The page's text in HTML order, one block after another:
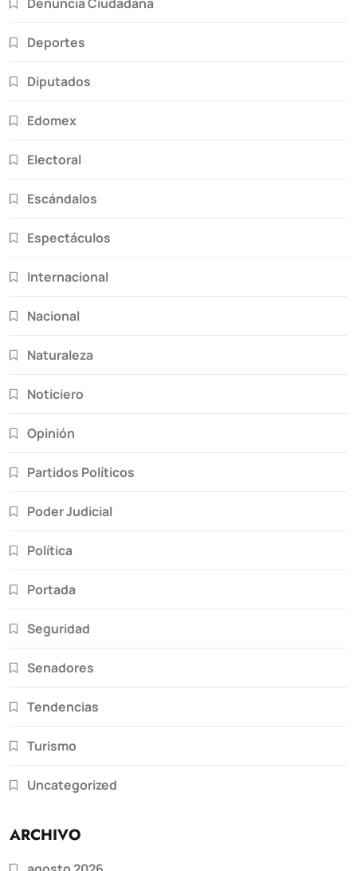
Deportes
Diputados
Edomex
Electoral
Escándalos
Espectáculos
Internacional
Nacional
Naturaleza
Noticiero
Opinión
Partidos Políticos
Poder Judicial
Política
Portada
Seguridad
Senadores
Tendencias
Turismo
Uncategorized
ARCHIVO